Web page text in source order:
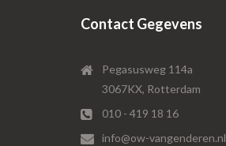
Contact Gegevens
Pegasusweg 114a
3067KX, Rotterdam
010 - 419 18 16
info@ow-vangenderen.nl